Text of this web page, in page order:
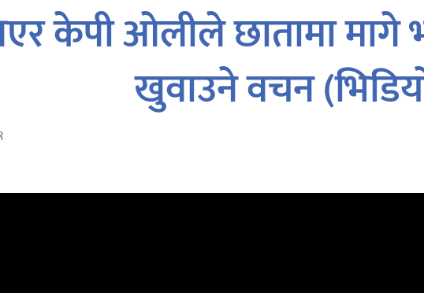
केपी ओलीले छातामा मागे
खुवाउने वचन